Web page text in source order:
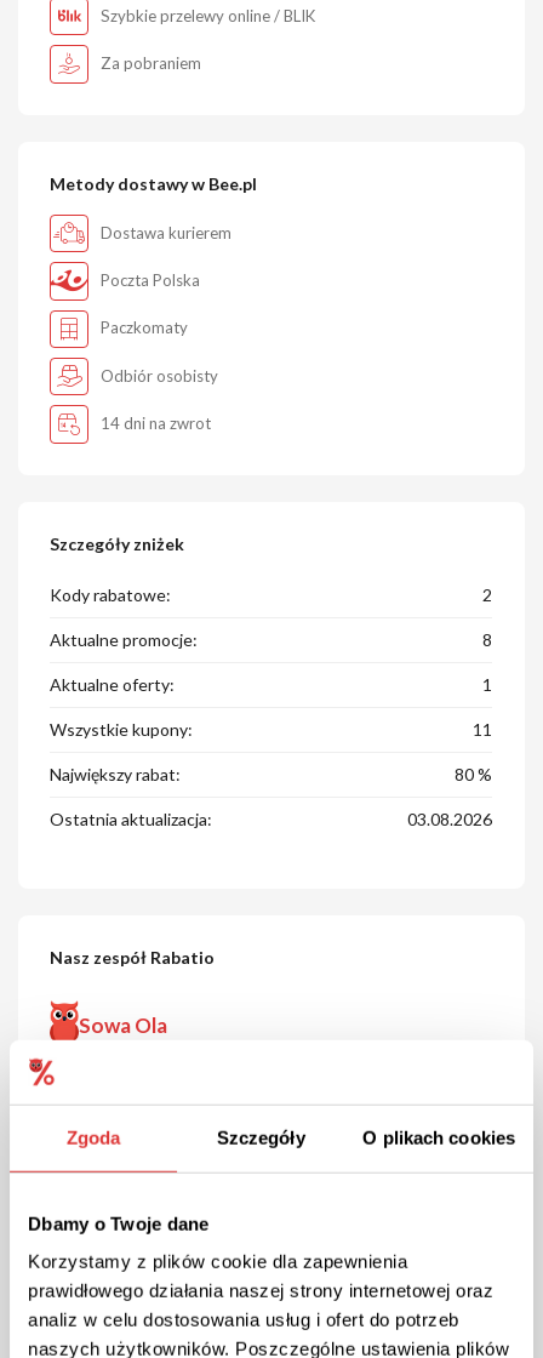
Zgoda Szczegóły O plikach cookies
Dbamy o Twoje dane
Korzystamy z plików cookie dla zapewnienia
prawidłowego działania naszej strony internetowej oraz
analiz w celu dostosowania usług i ofert do potrzeb
naszych użytkowników. Poszczególne ustawienia plików
Szybkie przelewy online / BLIK
Za pobraniem
Metody dostawy w Bee.pl
Dostawa kurierem
Poczta Polska
Paczkomaty
Odbiór osobisty
14 dni na zwrot
Szczegóły zniżek
Kody rabatowe: 2
Aktualne promocje: 8
Aktualne oferty: 1
Wszystkie kupony: 11
Największy rabat: 80 %
Ostatnia aktualizacja: 03.08.2026
Nasz zespół Rabatio
Sowa Ola
Cześć, tu Sowa Ola
W Bee.pl wybieram zniżki na kosmetyki i produkty